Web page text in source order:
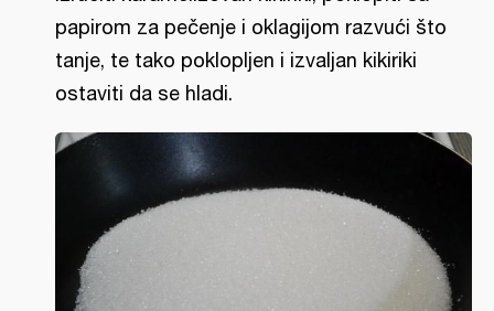
papirom za pečenje i oklagijom razvući što
tanje, te tako poklopljen i izvaljan kikiriki
ostaviti da se hladi.